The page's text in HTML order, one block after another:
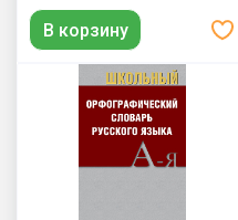
В корзину